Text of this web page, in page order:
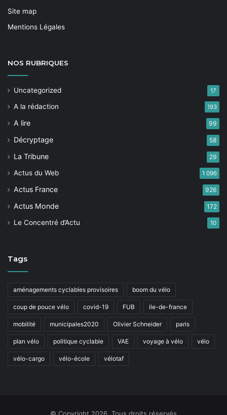
Site map
Mentions Légales
NOS RUBRIQUES
Uncategorized 17
A la rédaction 193
A lire 99
Décryptage 58
La Tribune 29
Actus du Web 1 096
Actus France 926
Actus Monde 172
Le Concentré d’Actu 10
Tags
aménagements cyclables provisoires boom du vélo
coup de pouce vélo covid-19 FUB ile-de-france
mobilité municipales2020 Olivier Schneider paris
plan vélo politique cyclable VAE voyage à vélo vélo
vélo-cargo vélo-école vélotaf